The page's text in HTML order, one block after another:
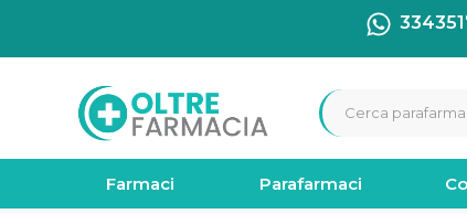
Farmaci Parafarmaci